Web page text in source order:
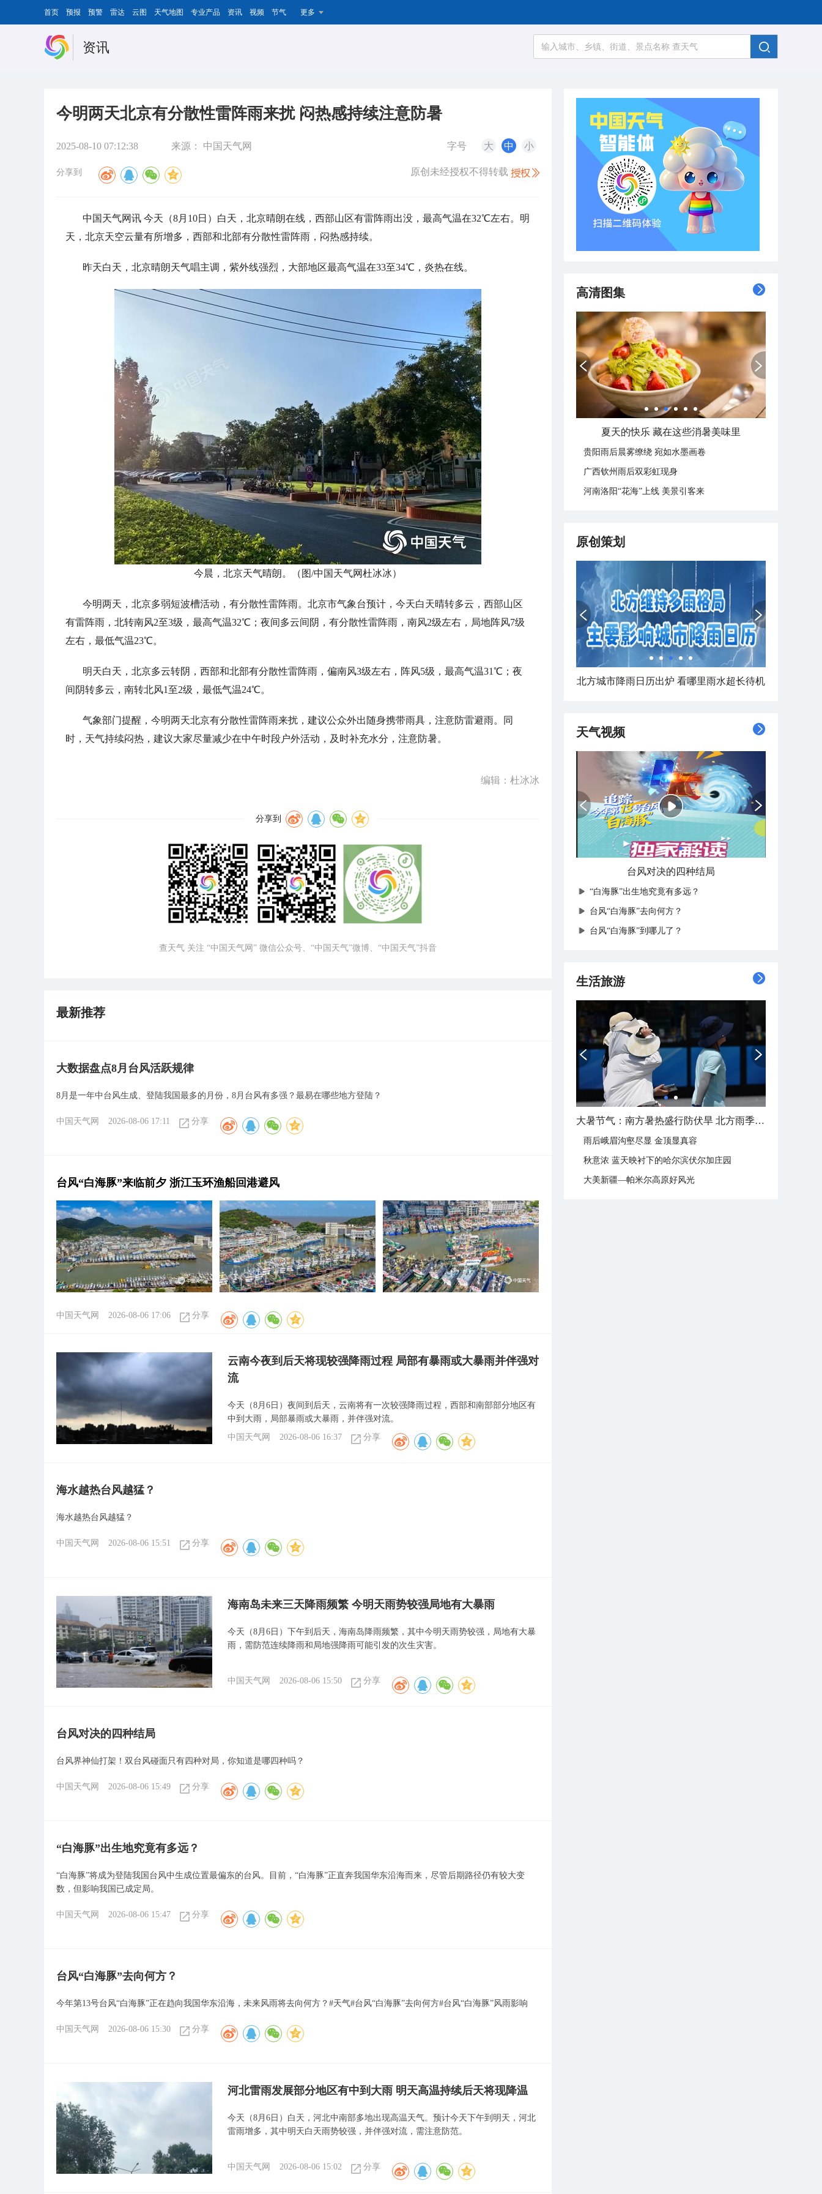
首页 预报 预警 雷达 云图 天气地图 专业产品 资讯 视频 节气 更多
资讯
今明两天北京有分散性雷阵雨来扰 闷热感持续注意防暑
2025-08-10 07:12:38 来源： 中国天气网 字号 大 中 小
分享到 原创未经授权不得转载
中国天气网讯 今天（8月10日）白天，北京晴朗在线，西部山区有雷阵雨出没，最高气温在32℃左右。明
天，北京天空云量有所增多，西部和北部有分散性雷阵雨，闷热感持续。
昨天白天，北京晴朗天气唱主调，紫外线强烈，大部地区最高气温在33至34℃，炎热在线。
今晨，北京天气晴朗。（图/中国天气网杜冰冰）
今明两天，北京多弱短波槽活动，有分散性雷阵雨。北京市气象台预计，今天白天晴转多云，西部山区
有雷阵雨，北转南风2至3级，最高气温32℃；夜间多云间阴，有分散性雷阵雨，南风2级左右，局地阵风7级
左右，最低气温23℃。
明天白天，北京多云转阴，西部和北部有分散性雷阵雨，偏南风3级左右，阵风5级，最高气温31℃；夜
间阴转多云，南转北风1至2级，最低气温24℃。
气象部门提醒，今明两天北京有分散性雷阵雨来扰，建议公众外出随身携带雨具，注意防雷避雨。同
时，天气持续闷热，建议大家尽量减少在中午时段户外活动，及时补充水分，注意防暑。
编辑：杜冰冰
分享到
查天气 关注 “中国天气网” 微信公众号、“中国天气”微博、“中国天气”抖音
最新推荐
大数据盘点8月台风活跃规律
8月是一年中台风生成、登陆我国最多的月份，8月台风有多强？最易在哪些地方登陆？
中国天气网 2026-08-06 17:11 分享
台风“白海豚”来临前夕 浙江玉环渔船回港避风
中国天气网 2026-08-06 17:06 分享
云南今夜到后天将现较强降雨过程 局部有暴雨或大暴雨并伴强对
流
今天（8月6日）夜间到后天，云南将有一次较强降雨过程，西部和南部部分地区有
中到大雨，局部暴雨或大暴雨，并伴强对流。
中国天气网
2026-08-06 16:37 分享
海水越热台风越猛？
海水越热台风越猛？
中国天气网 2026-08-06 15:51 分享
海南岛未来三天降雨频繁 今明天雨势较强局地有大暴雨
今天（8月6日）下午到后天，海南岛降雨频繁，其中今明天雨势较强，局地有大暴
雨，需防范连续降雨和局地强降雨可能引发的次生灾害。
中国天气网 2026-08-06 15:50 分享
台风对决的四种结局
台风界神仙打架！双台风碰面只有四种对局，你知道是哪四种吗？
中国天气网 2026-08-06 15:49 分享
“白海豚”出生地究竟有多远？
“白海豚”将成为登陆我国台风中生成位置最偏东的台风。目前，“白海豚”正直奔我国华东沿海而来，尽管后期路径仍有较大变
数，但影响我国已成定局。
中国天气网 2026-08-06 15:47 分享
台风“白海豚”去向何方？
今年第13号台风“白海豚”正在趋向我国华东沿海，未来风雨将去向何方？#天气#台风“白海豚”去向何方#台风“白海豚”风雨影响
中国天气网 2026-08-06 15:30 分享
河北雷雨发展部分地区有中到大雨 明天高温持续后天将现降温
今天（8月6日）白天，河北中南部多地出现高温天气。预计今天下午到明天，河北
雷雨增多，其中明天白天雨势较强，并伴强对流，需注意防范。
中国天气网 2026-08-06 15:02 分享
高清图集
夏天的快乐 藏在这些消暑美味里
贵阳雨后晨雾缭绕 宛如水墨画卷
广西钦州雨后双彩虹现身
河南洛阳“花海”上线 美景引客来
原创策划
北方城市降雨日历出炉 看哪里雨水超长待机
天气视频
台风对决的四种结局
“白海豚”出生地究竟有多远？
台风“白海豚”去向何方？
台风“白海豚”到哪儿了？
生活旅游
大暑节气：南方暑热盛行防伏旱 北方雨季陆续开启
雨后峨眉沟壑尽显 金顶显真容
秋意浓 蓝天映衬下的哈尔滨伏尔加庄园
大美新疆—帕米尔高原好风光